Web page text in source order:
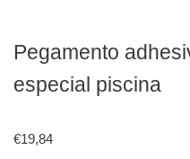
Pegamento
especial piscina
€19,84